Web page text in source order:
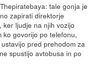
tale gonja je
zapirati direktorje
ljudje na njih vozijo
ko govorijo po telefonu,
pred prehodom za
spustijo avtobusa in po